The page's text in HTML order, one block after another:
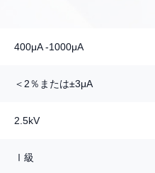
400μA -1000μA
＜2％または±3μA
2.5kV
Ⅰ級